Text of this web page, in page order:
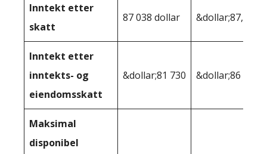
Inntekt etter
skatt
87 038 dollar &dollar;87,822
Inntekt etter
inntekts- og
eiendomsskatt
&dollar;81 730 &dollar;86 300
Maksimal
disponibel